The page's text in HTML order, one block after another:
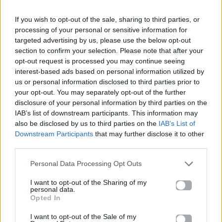
If you wish to opt-out of the sale, sharing to third parties, or
processing of your personal or sensitive information for
targeted advertising by us, please use the below opt-out
section to confirm your selection. Please note that after your
opt-out request is processed you may continue seeing
interest-based ads based on personal information utilized by
us or personal information disclosed to third parties prior to
your opt-out. You may separately opt-out of the further
disclosure of your personal information by third parties on the
IAB’s list of downstream participants. This information may
also be disclosed by us to third parties on the IAB’s List of
Downstream Participants that may further disclose it to other
Personal Data Processing Opt Outs
I want to opt-out of the Sharing of my
personal data.
Opted In
I want to opt-out of the Sale of my
κυκλοφορία του «Κινγκπιν 2», ο Mente Fuerte
απέδειξε πως διαθέτει την ευελιξία να
προσαρμόζεται στις απαιτήσεις του σύγχρονου
ραπ ήχου, χωρίς να χάνει τον πυρήνα της
ταυτότητάς του.
Το απόλυτο ορόσημο στην καριέρα του
σημειώθηκε τον Ιούνιο του 2019, όταν η
κυκλοφορία του single «Caliente» σε συνεργασία
με τον Hawk και τον Baghdad κυριολεκτικά
σάρωσε τα charts, κατακτώντας τον τίτλο του
μοναδικού -τότε- ελληνικού διαμαντένιου single.
Πέρα από αυτή την τεράστια επιτυχία, το
συγκεντρώνουν δεκάδες εκατομμύρια streams.
Τραγούδια όπως τα «Μικρή», «Αντίο», «Καρδιά
Μου» και «Παιδί Κακό.» φανερώνουν μια πιο